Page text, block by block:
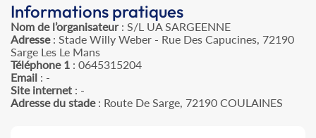
Informations pratiques
Nom de l’organisateur: S/L UA SARGEENNE
Adresse: Stade Willy Weber - Rue Des Capucines, 72190
Sarge Les Le Mans
Téléphone 1 : 0645315204
Email : -
Site internet : -
Adresse du stade: Route De Sarge, 72190 COULAINES